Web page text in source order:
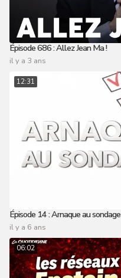
Épisode 686 : Allez Jean Ma !
il y a 3 ans
12:31
Épisode 14 : Arnaque au sondage
il y a 6 ans
06:02